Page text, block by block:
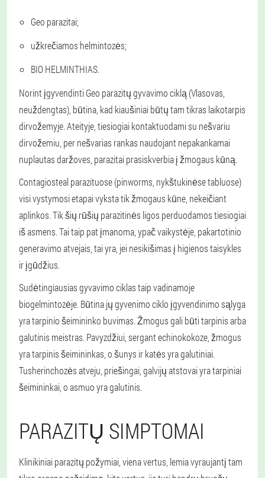
Geo parazitai;
užkrečiamos helmintozės;
BIO HELMINTHIAS.
Norint įgyvendinti Geo parazitų gyvavimo ciklą (Vlasovas,
neuždengtas), būtina, kad kiaušiniai būtų tam tikras laikotarpis
dirvožemyje. Ateityje, tiesiogiai kontaktuodami su nešvariu
dirvožemiu, per nešvarias rankas naudojant nepakankamai
nuplautas daržoves, parazitai prasiskverbia į žmogaus kūną.
Contagiosteal parazituose (pinworms, nykštukinėse tabluose)
visi vystymosi etapai vyksta tik žmogaus kūne, nekeičiant
aplinkos. Tik šių rūšių parazitinės ligos perduodamos tiesiogiai
iš asmens. Tai taip pat įmanoma, ypač vaikystėje, pakartotinio
generavimo atvejais, tai yra, jei nesikišimas į higienos taisykles
ir įgūdžius.
Sudėtingiausias gyvavimo ciklas taip vadinamoje
biogelmintozėje. Būtina jų gyvenimo ciklo įgyvendinimo sąlyga
yra tarpinio šeimininko buvimas. Žmogus gali būti tarpinis arba
galutinis meistras. Pavyzdžiui, sergant echinokokoze, žmogus
yra tarpinis šeimininkas, o šunys ir katės yra galutiniai.
Tusherinchozės atveju, priešingai, galvijų atstovai yra tarpiniai
šeimininkai, o asmuo yra galutinis.
PARAZITŲ SIMPTOMAI
Klinikiniai parazitų požymiai, viena vertus, lemia vyraujantį tam